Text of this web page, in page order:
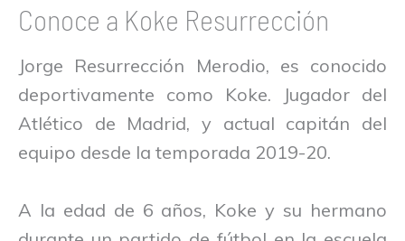
Conoce a Koke Resurrección
Jorge Resurrección Merodio, es conocido
deportivamente como Koke. Jugador del
Atlético de Madrid, y actual capitán del
equipo desde la temporada 2019-20.
A la edad de 6 años, Koke y su hermano